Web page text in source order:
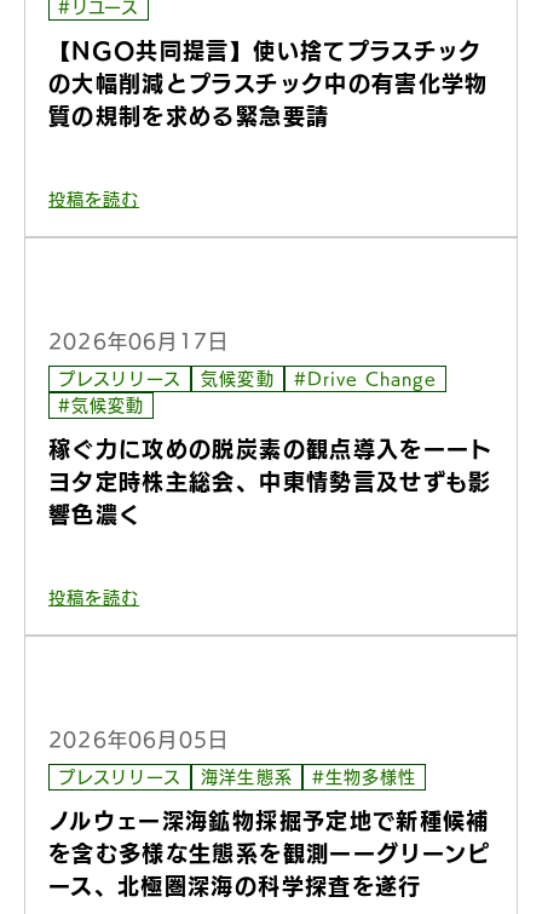
#リユース
【NGO共同提言】使い捨てプラスチック
の大幅削減とプラスチック中の有害化学物
質の規制を求める緊急要請
投稿を読む
2026年06月17日
プレスリリース 気候変動
#Drive Change
#気候変動
稼ぐ力に攻めの脱炭素の観点導入をーート
ヨタ定時株主総会、中東情勢言及せずも影
響色濃く
投稿を読む
2026年06月05日
プレスリリース 海洋生態系 #生物多様性
ノルウェー深海鉱物採掘予定地で新種候補
を含む多様な生態系を観測ーーグリーンピ
ース、北極圏深海の科学探査を遂行